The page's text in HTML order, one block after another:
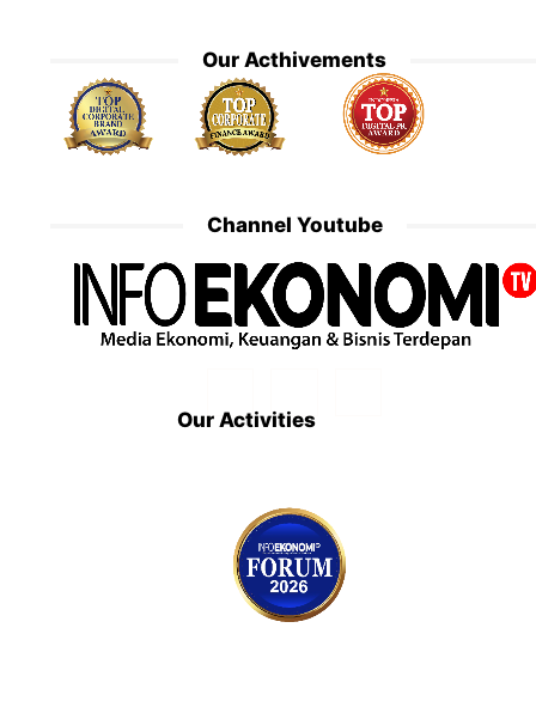
Our Acthivements
Channel Youtube
Our Activities